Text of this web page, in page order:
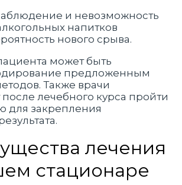
и невозможность
напитков
нового срыва.
может быть
предложенным
Также врачи
лечебного курса пройти
для закрепления
лечения
стационаре